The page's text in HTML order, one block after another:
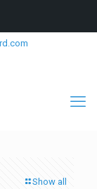
Show all